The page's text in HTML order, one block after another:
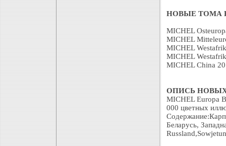
НОВЫЕ ТОМА
MICHEL
MICHEL
MICHEL
MICHEL
MICHEL China
ОПИСЬ
MICHEL Europa
000 цветных
Беларусь,